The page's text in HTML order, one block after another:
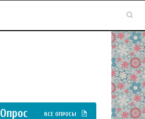
Опрос ВСЕ ОПРОСЫ